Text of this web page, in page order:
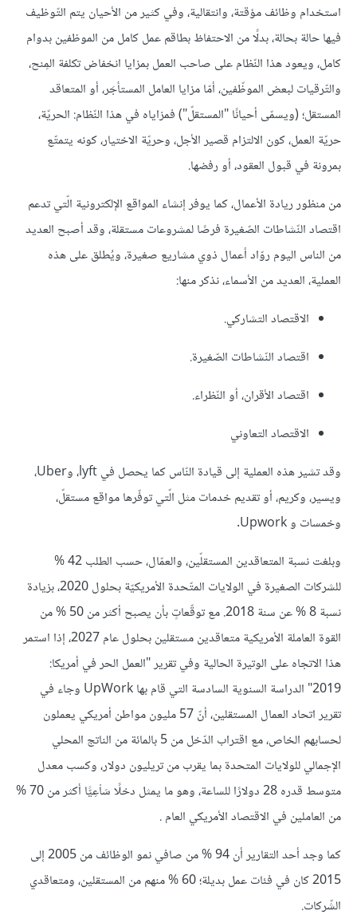
استخدام وظائف مؤقتة، وانتقالية، وفي كثير من الأحيان يتم التّوظيف
فيها حالة بحالة، بدلًا من الاحتفاظ بطاقم عمل كامل من الموظفين بدوام
كامل، ويعود هذا النّظام على صاحب العمل بمزايا انخفاض تكلفة المِنح،
والتّرقيات لبعض الموظّفين، أمّا مزايا العامل المستأجَر، أو المتعاقد
المستقل؛ (ويسمّى أحيانًا "المستقلّ") فمزاياه في هذا النّظام: الحريّة،
حريّة العمل، كون الالتزام قصير الأجل، وحريّة الاختيار، كونه يتمتّع
بمرونة في قبول العقود، أو رفضها.
من منظور ريادة الأعمال، كما يوفر إنشاء المواقع الإلكترونية الّتي تدعم
اقتصاد النّشاطات الصّغيرة فرصًا لمشروعات مستقلة، وقد أصبح العديد
من الناس اليوم روّاد أعمال ذوي مشاريع صغيرة، ويُطلق على هذه
العملية، العديد من الأسماء، نذكر منها:
الاقتصاد التشاركي.
اقتصاد النّشاطات الصّغيرة.
اقتصاد الأقران، أو النّظراء.
الاقتصاد التعاوني
وقد تشير هذه العملية إلى قيادة النّاس كما يحصل في lyft، وUber،
ويسير، وكريم، أو تقديم خدمات مثل الّتي توفّرها مواقع مستقلّ،
وخمسات و Upwork.
وبلغت نسبة المتعاقدين المستقلّين، والعمّال، حسب الطلب 42 %
للشركات الصغيرة في الولايات المتّحدة الأمريكيّة بحلول 2020، بزيادة
نسبة 8 % عن سنة 2018. مع توقّعاتٍ بأن يصبح أكثر من 50 % من
القوة العاملة الأمريكية متعاقدين مستقلين بحلول عام 2027، إذا استمر
هذا الاتجاه على الوتيرة الحالية وفي تقرير "العمل الحر في أمريكا:
2019" الدراسة السنوية السادسة التي قام بها UpWork وجاء في
تقرير اتحاد العمال المستقلين، أنّ 57 مليون مواطن أمريكي يعملون
لحسابهم الخاص، مع اقتراب الدّخل من 5 بالمائة من الناتج المحلي
الإجمالي للولايات المتحدة بما يقرب من تريليون دولار، وكسب معدل
متوسط قدره 28 دولارًا للساعة، وهو ما يمثل دخلًا سَاْعِيًّا أكثر من 70 %
من العاملين في الاقتصاد الأمريكي العام .
كما وجد أحد التقارير أن 94 % من صافي نمو الوظائف من 2005 إلى
2015 كان في فئات عمل بديلة؛ 60 % منهم من المستقلين، ومتعاقدي
الشّركات.